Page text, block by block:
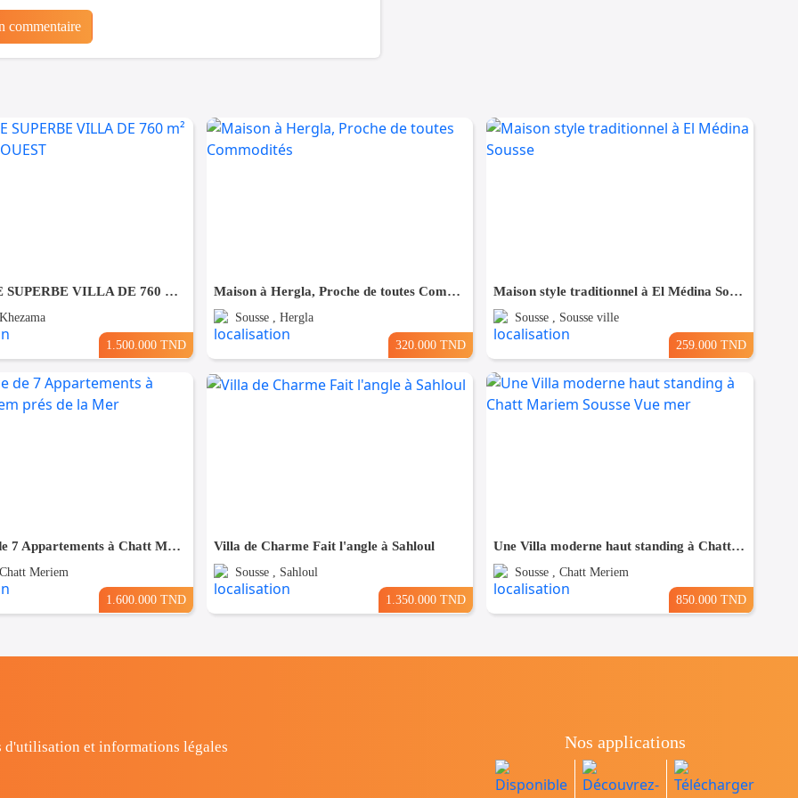
commentaire
À VENDRE SUPERBE VILLA DE 760 m² À KHZEMA OUEST
1.500.000 TND
Maison à Hergla, Proche de toutes Commodités
Sousse , Hergla
320.000 TND
Maison style traditionnel à El Médina Sousse
Sousse , Sousse ville
259.000 TND
Résidence de 7 Appartements à Chatt Mariem prés de la Mer
Meriem
1.600.000 TND
Villa de Charme Fait l'angle à Sahloul
Sousse , Sahloul
1.350.000 TND
Une Villa moderne haut standing à Chatt Mariem Sousse Vue mer
Sousse , Chatt Meriem
850.000 TND
d'utilisation et informations légales Nos applications